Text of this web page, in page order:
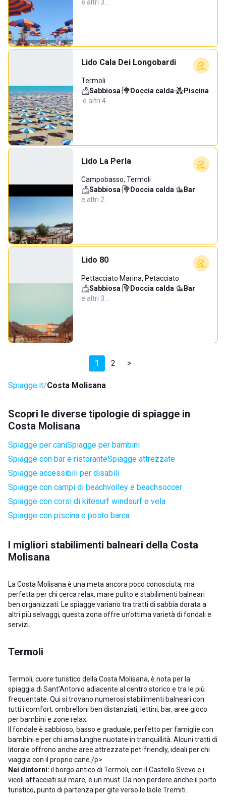
e altri 3…
Lido Cala Dei Longobardi
Termoli
Sabbiosa· Doccia calda·
Piscina
·e altri 4…
Lido La Perla
Campobasso, Termoli
Sabbiosa· Doccia calda· Bar·
e altri 2…
Lido 80
Pettacciato Marina, Petacciato
Sabbiosa· Doccia calda· Bar·
e altri 3…
1 2 >
Spiagge.it Costa Molisana
Scopri le diverse tipologie di spiagge in
Costa Molisana
Spiagge per caniSpiagge per bambini
Spiagge con bar e ristoranteSpiagge attrezzate
Spiagge accessibili per disabili
Spiagge con campi di beachvolley e beachsoccer
Spiagge con corsi di kitesurf windsurf e vela
Spiagge con piscina e posto barca
I migliori stabilimenti balneari della Costa
Molisana
La Costa Molisana è una meta ancora poco conosciuta, ma
perfetta per chi cerca relax, mare pulito e stabilimenti balneari
ben organizzati. Le spiagge variano tra tratti di sabbia dorata a
altri più selvaggi, questa zona offre un’ottima varietà di fondali e
servizi.
Termoli
Termoli, cuore turistico della Costa Molisana, è nota per la
spiaggia di Sant’Antonio adiacente al centro storico e tra le più
frequentate. Qui si trovano numerosi stabilimenti balneari con
tutti i comfort: ombrelloni ben distanziati, lettini, bar, aree gioco
per bambini e zone relax.
Il fondale è sabbioso, basso e graduale, perfetto per famiglie con
bambini e per chi ama lunghe nuotate in tranquillità. Alcuni tratti di
litorale offrono anche aree attrezzate pet-friendly, ideali per chi
viaggia con il proprio cane./p>
Nei dintorni: il borgo antico di Termoli, con il Castello Svevo e i
vicoli affacciati sul mare, è un must. Da non perdere anche il porto
turistico, punto di partenza per gite verso le Isole Tremiti.